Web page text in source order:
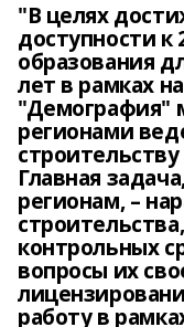
"В целях
доступности к
образования
лет в рамках
"Демография"
регионами
Главная
регионам, –
контрольных
вопросы их
работу в